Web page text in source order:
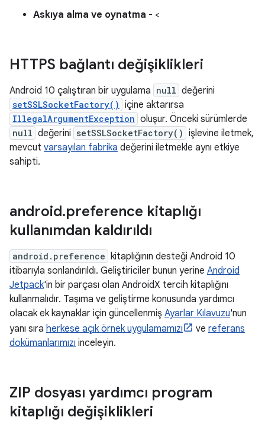
Askıya alma ve oynatma - <
HTTPS bağlantı değişiklikleri
Android 10 çalıştıran bir uygulama null değerini
setSSLSocketFactory() içine aktarırsa
IllegalArgumentException oluşur. Önceki sürümlerde
null değerini setSSLSocketFactory() işlevine iletmek,
mevcut varsayılan fabrika değerini iletmekle aynı etkiye
sahipti.
android.preference kitaplığı
kullanımdan kaldırıldı
android.preference kitaplığının desteği Android 10
itibarıyla sonlandırıldı. Geliştiriciler bunun yerine Android
Jetpack'in bir parçası olan AndroidX tercih kitaplığını
kullanmalıdır. Taşıma ve geliştirme konusunda yardımcı
olacak ek kaynaklar için güncellenmiş Ayarlar Kılavuzu'nun
yanı sıra herkese açık örnek uygulamamızı ve referans
dokümanlarımızı inceleyin.
ZIP dosyası yardımcı program
kitaplığı değişiklikleri